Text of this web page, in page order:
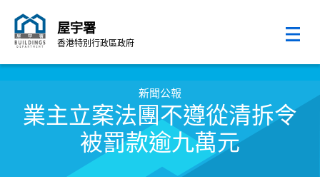
屋宇署
香港特別行政區政府
新聞公報
業主立案法團不遵從清拆令
被罰款逾九萬元